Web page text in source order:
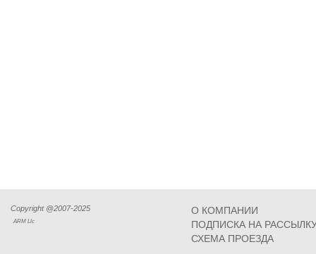
Copyright @2007-2025
ARM Llc
О КОМПАНИИ
ПОДПИСКА НА
СХЕМА ПРОЕЗДА